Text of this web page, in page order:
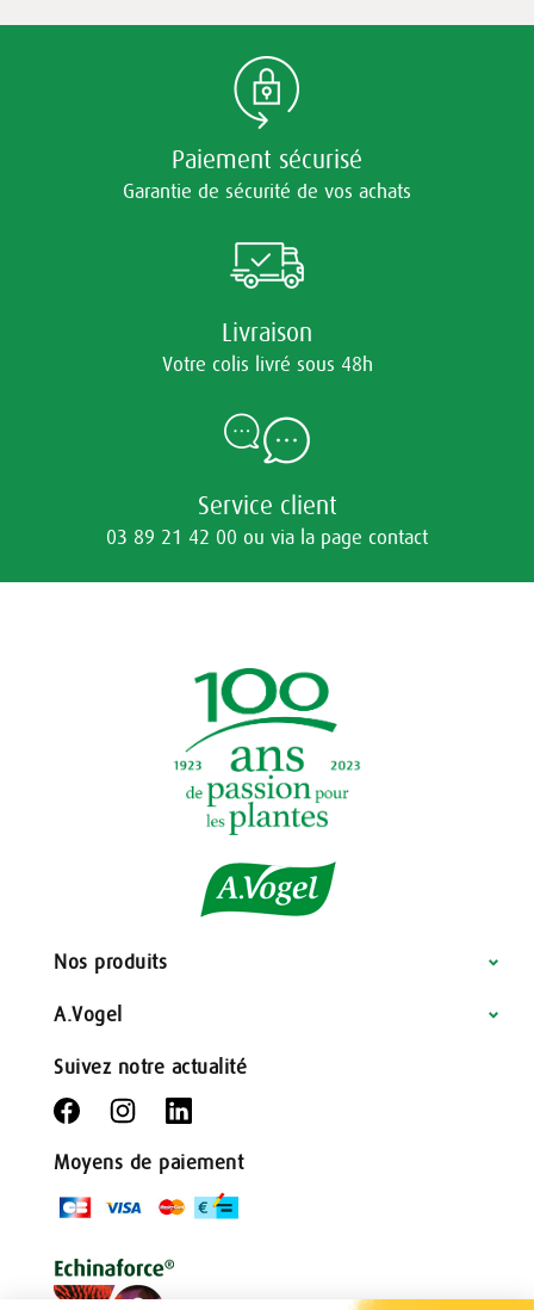
Paiement sécurisé
Garantie de sécurité de vos achats
Livraison
Votre colis livré sous 48h
Service client
03 89 21 42 00 ou via la page contact
Nos produits
A.Vogel
Suivez notre actualité
Moyens de paiement